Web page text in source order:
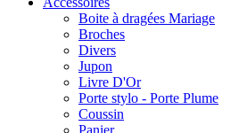
Boite à dragées Mariage
Broches
Divers
Jupon
Livre D'Or
Porte stylo - Porte Plume
Coussin
Panier